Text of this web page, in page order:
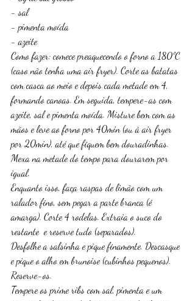
- sal
- pimenta moída
- azeite
Como fazer: comece preaquecendo o forno a 180ºC
(caso não tenha uma air fryer). Corte as batatas
com casca ao meio e depois cada metade em 4,
formando canoas. Em seguida, tempere-as com
azeite, sal e pimenta moída. Misture bem com as
mãos e leve ao forno por 40min (ou à air fryer
por 20min), até que fiquem bem douradinhas.
Mexa na metade do tempo para dourarem por
igual.
Enquanto isso, faça raspas de limão com um
ralador fino, sem pegar a parte branca (é
amarga). Corte 4 rodelas. Extraia o suco do
restante  e reserve tudo (separados).
Desfolhe a salsinha e pique finamente. Descasque
e pique o alho em brunoise (cubinhos pequenos).
Reserve-os.
Tempere os prime ribs com sal, pimenta e um